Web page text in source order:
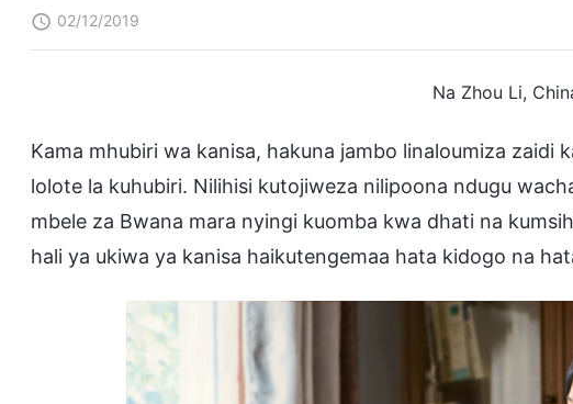
02/12/2019
Na Zhou Li,
Kama mhubiri wa kanisa, hakuna jambo linaloumiza zaidi
lolote la kuhubiri. Nilihisi kutojiweza nilipoona ndugu
mbele za Bwana mara nyingi kuomba kwa dhati na
hali ya ukiwa ya kanisa haikutengemaa hata kidogo na